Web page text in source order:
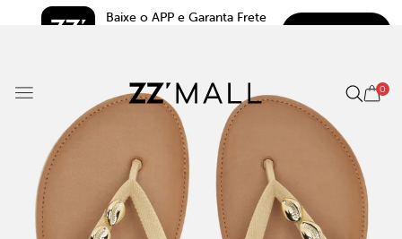
Baixe o APP e Garanta Frete
0